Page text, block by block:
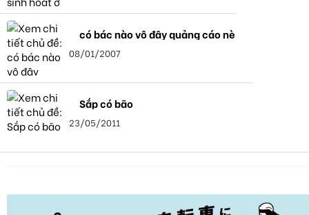
có bác nào vô đây quảng cáo nè
08/01/2007
Sắp có bão
23/05/2011